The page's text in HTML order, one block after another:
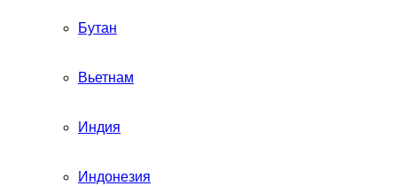
Бутан
Вьетнам
Индия
Индонезия